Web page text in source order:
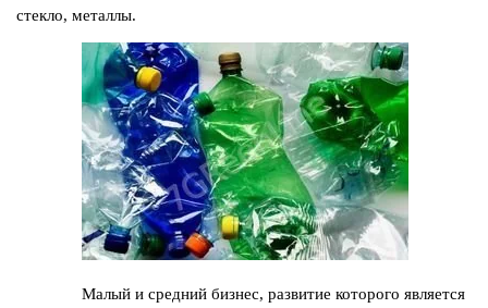
стекло, металлы.
Малый и средний бизнес, развитие которого является